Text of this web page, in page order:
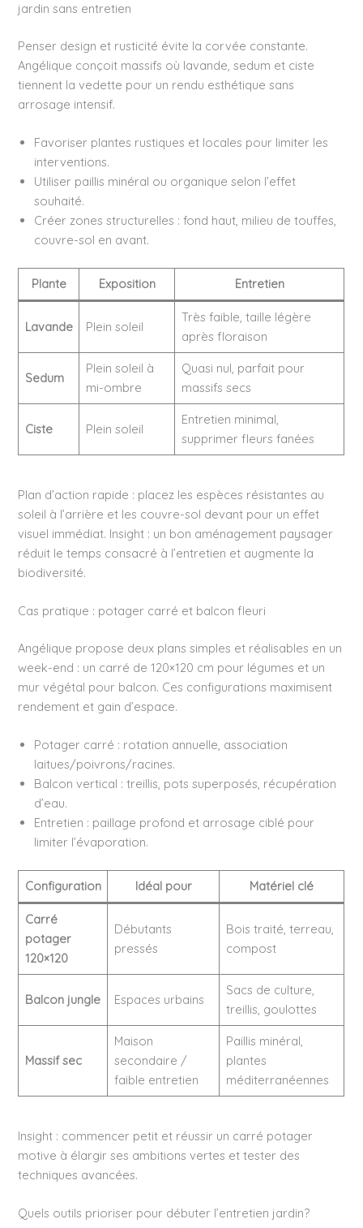
jardin sans entretien
Penser design et rusticité évite la corvée constante.
Angélique conçoit massifs où lavande, sedum et ciste
tiennent la vedette pour un rendu esthétique sans
arrosage intensif.
Favoriser plantes rustiques et locales pour limiter les
interventions.
Utiliser paillis minéral ou organique selon l’effet
souhaité.
Créer zones structurelles : fond haut, milieu de touffes,
couvre-sol en avant.
Plante Exposition Entretien
Lavande Plein soleil
Très faible, taille légère
après floraison
Sedum
Plein soleil à
mi-ombre
Quasi nul, parfait pour
massifs secs
Ciste Plein soleil
Entretien minimal,
supprimer fleurs fanées
Plan d’action rapide : placez les espèces résistantes au
soleil à l’arrière et les couvre-sol devant pour un effet
visuel immédiat. Insight : un bon aménagement paysager
réduit le temps consacré à l’entretien et augmente la
biodiversité.
Cas pratique : potager carré et balcon fleuri
Angélique propose deux plans simples et réalisables en un
week-end : un carré de 120×120 cm pour légumes et un
mur végétal pour balcon. Ces configurations maximisent
rendement et gain d’espace.
Potager carré : rotation annuelle, association
laitues/poivrons/racines.
Balcon vertical : treillis, pots superposés, récupération
d’eau.
Entretien : paillage profond et arrosage ciblé pour
limiter l’évaporation.
Configuration Idéal pour Matériel clé
Carré
potager
120×120
Débutants
pressés
Bois traité, terreau,
compost
Balcon jungle Espaces urbains
Sacs de culture,
treillis, goulottes
Massif sec
Maison
secondaire /
faible entretien
Paillis minéral,
plantes
méditerranéennes
Insight : commencer petit et réussir un carré potager
motive à élargir ses ambitions vertes et tester des
techniques avancées.
Quels outils prioriser pour débuter l’entretien jardin?